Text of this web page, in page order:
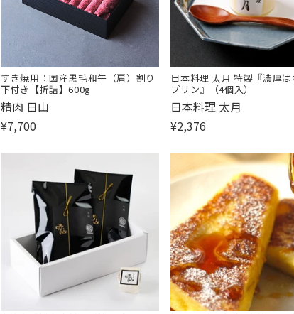
すき焼用：国産黒毛和牛（肩）割り
下付き【折詰】600g
販
売
元:
精肉 日山
¥7,700
日本料理 太月 特製『濃厚は
プリン』（4個入）
販
売
元:
日本料理 太月
¥2,376